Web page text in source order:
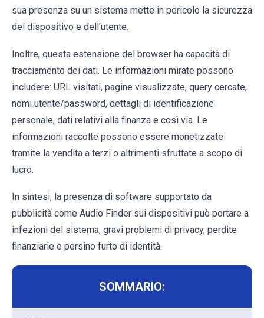
sua presenza su un sistema mette in pericolo la sicurezza
del dispositivo e dell'utente.
Inoltre, questa estensione del browser ha capacità di
tracciamento dei dati. Le informazioni mirate possono
includere: URL visitati, pagine visualizzate, query cercate,
nomi utente/password, dettagli di identificazione
personale, dati relativi alla finanza e così via. Le
informazioni raccolte possono essere monetizzate
tramite la vendita a terzi o altrimenti sfruttate a scopo di
lucro.
In sintesi, la presenza di software supportato da
pubblicità come Audio Finder sui dispositivi può portare a
infezioni del sistema, gravi problemi di privacy, perdite
finanziarie e persino furto di identità.
SOMMARIO: